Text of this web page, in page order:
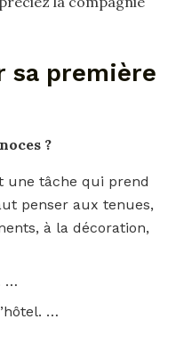
sa première
?
une tâche qui prend
penser aux tenues,
à la décoration,
…
…